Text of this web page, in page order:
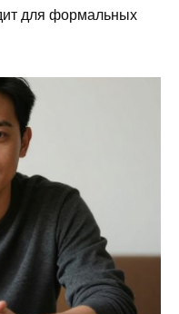
для формальных